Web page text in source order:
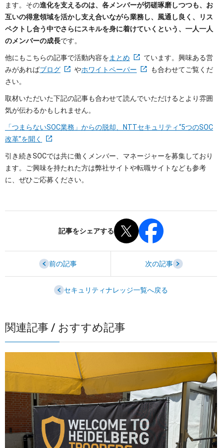
ます。その進化を支えるのは、各メンバーが切磋琢磨しつつも、お
互いの得意領域を活かし支え合いながら業務し、風通し良く、リス
ペクトし合う中でさらにスキルを身に着けていくという、一人一人
のメンバーの成長です。
他にもこちらの記事で活動内容を まとめ
ています。興味ある営
みがあればブログ やホワイトペーパー
も合わせてご覧くだ
さい。
取材いただいた下記の記事も合わせて読んでいただけるとより雰囲
気が伝わるかもしれません。
「つまらないSOC業務」からの脱却、NTTセキュリティ“5つのSOC
改革”を聞く
引き続きSOCでは共に働くメンバー、マネージャーを募集しており
ます。ご興味を持たれた方は弊社サイトや転職サイトなども参考
に、ぜひご応募ください。
記事をシェアする
前の記事 次の記事
セキュリティナレッジ一覧へ戻る
関連記事 / おすすめ記事